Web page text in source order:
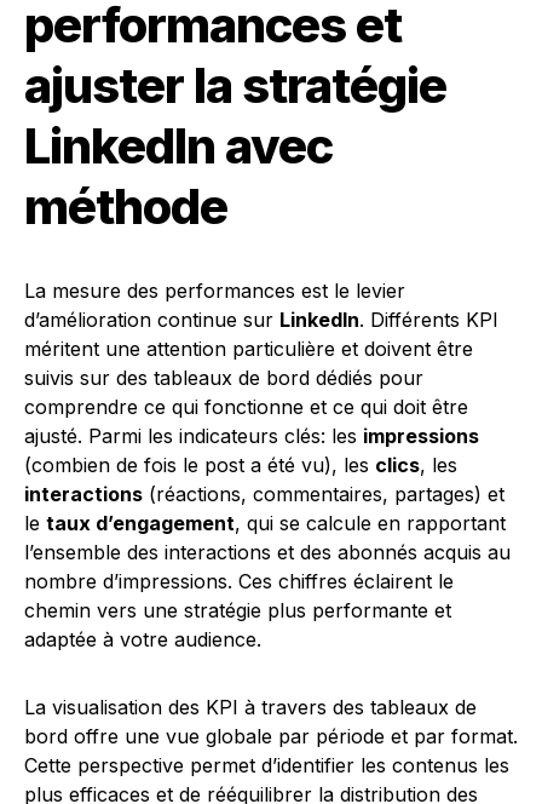
performances et
ajuster la stratégie
LinkedIn avec
méthode
La mesure des performances est le levier
d’amélioration continue sur LinkedIn. Différents KPI
méritent une attention particulière et doivent être
suivis sur des tableaux de bord dédiés pour
comprendre ce qui fonctionne et ce qui doit être
ajusté. Parmi les indicateurs clés: les impressions
(combien de fois le post a été vu), les clics, les
interactions (réactions, commentaires, partages) et
le taux d’engagement, qui se calcule en rapportant
l’ensemble des interactions et des abonnés acquis au
nombre d’impressions. Ces chiffres éclairent le
chemin vers une stratégie plus performante et
adaptée à votre audience.
La visualisation des KPI à travers des tableaux de
bord offre une vue globale par période et par format.
Cette perspective permet d’identifier les contenus les
plus efficaces et de rééquilibrer la distribution des